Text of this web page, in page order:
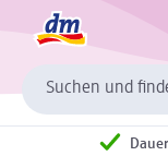
Suchen und